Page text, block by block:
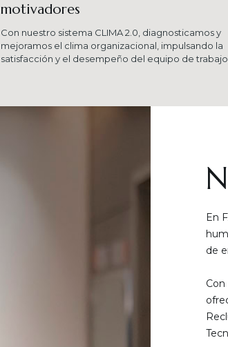
motivadores
Con nuestro sistema CLIMA 2.0, diagnosticamos y
mejoramos el clima organizacional, impulsando la
satisfacción y el desempeño del equipo de
En
de